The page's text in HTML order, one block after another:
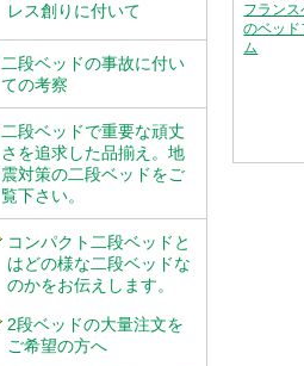
レス創りに付いて
二段ベッドの事故に付い
ての考察
二段ベッドで重要な頑丈
さを追求した品揃え。地
震対策の二段ベッドをご
覧下さい。
コンパクト二段ベッドと
はどの様な二段ベッドな
のかをお伝えします。
2段ベッドの大量注文を
ご希望の方へ
フランス
のベッド
ム